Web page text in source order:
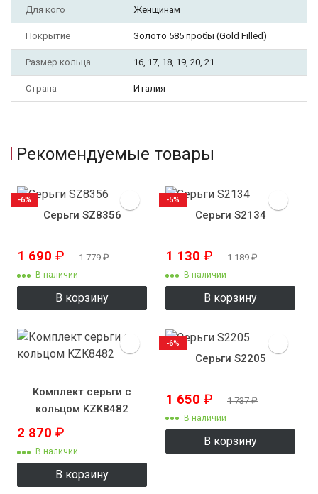
Для кого Женщинам
Покрытие Золото 585 пробы (Gold Filled)
Размер кольца 16, 17, 18, 19, 20, 21
Страна Италия
Рекомендуемые товары
Серьги SZ8356
1 690 ₽ 1 779₽
В наличии
В корзину
-6%
Серьги S2134
1 130 ₽ 1 189₽
В наличии
В корзину
-5%
Комплект серьги с
кольцом KZK8482
2 870 ₽
В наличии
В корзину
Серьги S2205
1 650 ₽ 1 737₽
В наличии
В корзину
-6%